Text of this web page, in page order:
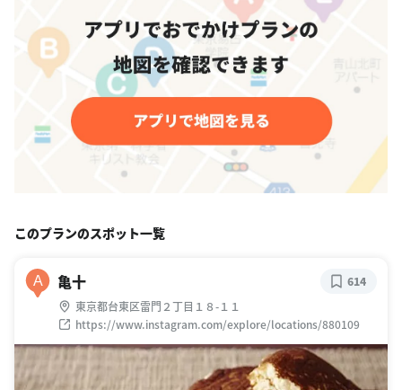
このプランのスポット一覧
A 亀十
東京都台東区雷門２丁目１８-１１
https://www.instagram.com/explore/locations/880109
614